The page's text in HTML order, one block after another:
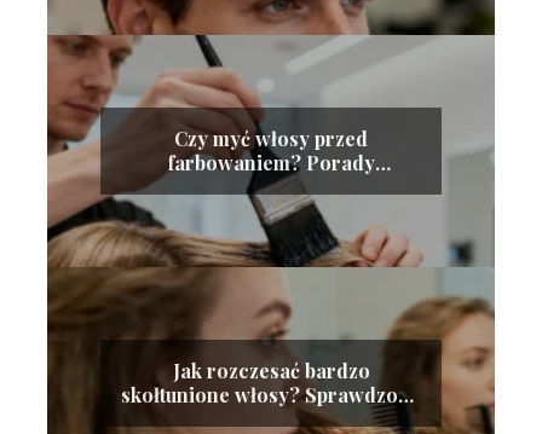
Czy myć włosy przed
farbowaniem? Porady
ekspertów
Jak rozczesać bardzo
skołtunione włosy? Sprawdzone
sposoby